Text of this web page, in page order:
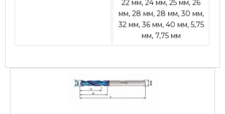
22 мм, 24 мм, 25 мм, 26
мм, 28 мм, 28 мм, 30 мм,
32 мм, 36 мм, 40 мм, 5,75
мм, 7,75 мм